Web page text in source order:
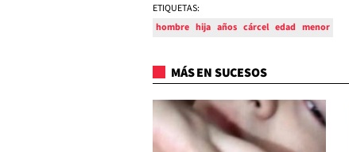
ETIQUETAS:
hombre hija años cárcel edad menor
MÁS EN SUCESOS